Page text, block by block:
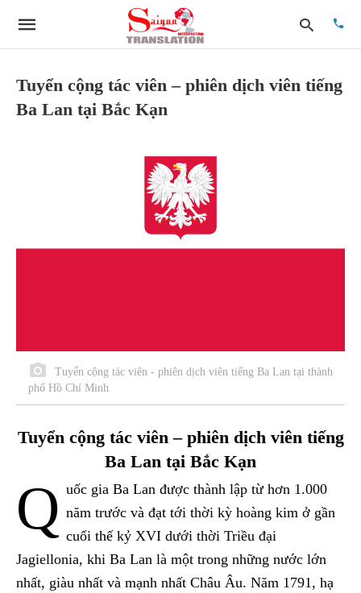
Tuyển cộng tác viên – phiên dịch viên tiếng
Ba Lan tại Bắc Kạn
Tuyển cộng tác viên - phiên dịch viên tiếng Ba Lan tại thành
phố Hồ Chí Minh
Tuyển cộng tác viên – phiên dịch viên tiếng
Ba Lan tại Bắc Kạn
Q uốc gia Ba Lan được thành lập từ hơn 1.000
năm trước và đạt tới thời kỳ hoàng kim ở gần
cuối thế kỷ XVI dưới thời Triều đại
Jagiellonia, khi Ba Lan là một trong những nước lớn
nhất, giàu nhất và mạnh nhất Châu Âu. Năm 1791, hạ